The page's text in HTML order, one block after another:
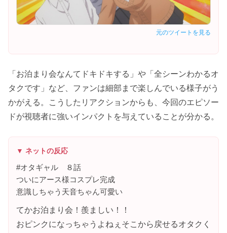
元のツイートを見る
「お泊まり会なんてドキドキする」や「全シーンわかるオ
タクです」など、ファンは細部まで楽しんでいる様子がう
かがえる。こうしたリアクションからも、今回のエピソー
ドが視聴者に強いインパクトを与えていることが分かる。
▼ ネットの反応
#オタギャル ８話
ついにアース様コスプレ完成
意識しちゃう天音ちゃん可愛い
てかお泊まり会！羨ましい！！
おピンクになっちゃうよねぇそこから戻せるオタクく